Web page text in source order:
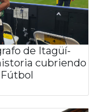
de Itagüí-
cubriendo